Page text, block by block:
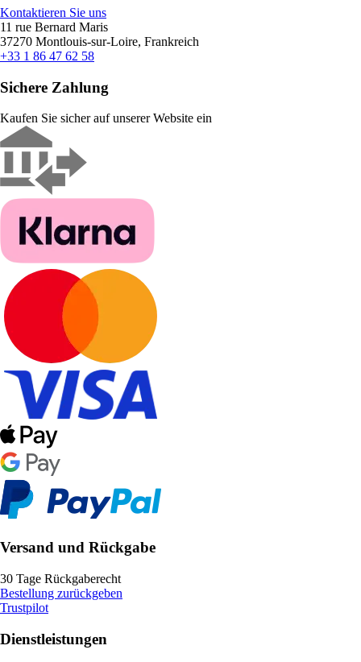
Kontaktieren Sie uns
11 rue Bernard Maris
37270 Montlouis-sur-Loire, Frankreich
+33 1 86 47 62 58
Sichere Zahlung
Kaufen Sie sicher auf unserer Website ein
Versand und Rückgabe
30 Tage Rückgaberecht
Bestellung zurückgeben
Trustpilot
Dienstleistungen